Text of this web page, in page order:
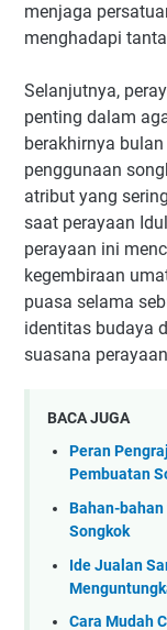
menjaga
menghadapi
Selanjutnya,
penting dalam
berakhirnya
penggunaan
atribut yang
saat perayaan
perayaan ini
kegembiraan
puasa selama
identitas budaya
suasana
BACA JUGA
Peran
Pembuatan
Bahan-
Songkok
Ide Jualan
Cara Mudah